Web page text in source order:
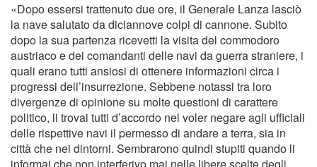
«Dopo essersi trattenuto due ore, il Generale Lanza lasciò
la nave salutato da diciannove colpi di cannone. Subito
dopo la sua partenza ricevetti la visita del commodoro
austriaco e dei comandanti delle navi da guerra straniere, i
quali erano tutti ansiosi di ottenere informazioni circa i
progressi dell’insurrezione. Sebbene notassi tra loro
divergenze di opinione su molte questioni di carattere
politico, li trovai tutti d’accordo nel voler negare agli ufﬁciali
delle rispettive navi il permesso di andare a terra, sia in
città che nei dintorni. Sembrarono quindi stupiti quando li